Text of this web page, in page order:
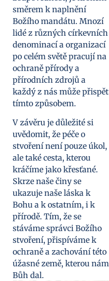
směrem k naplnění
Božího mandátu. Mnozí
lidé z různých církevních
denominací a organizací
po celém světě pracují na
ochraně přírody a
přírodních zdrojů a
každý z nás může přispět
tímto způsobem.
V závěru je důležité si
uvědomit, že péče o
stvoření není pouze úkol,
ale také cesta, kterou
kráčíme jako křesťané.
Skrze naše činy se
ukazuje naše láska k
Bohu a k ostatním, i k
přírodě. Tím, že se
stáváme správci Božího
stvoření, přispíváme k
ochraně a zachování této
úžasné země, kterou nám
Bůh dal.